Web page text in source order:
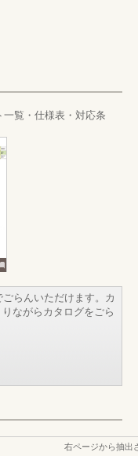
覧・仕様表・対応条
らんいただけます。カ
ながらカタログをごら
右ページから抽出